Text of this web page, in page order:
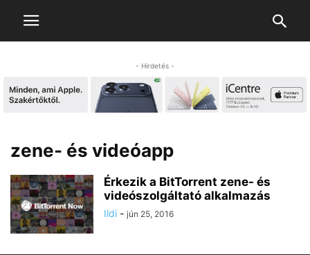
- Hirdetés -
zene- és videóapp
Érkezik a BitTorrent zene- és
videószolgáltató alkalmazás
Ildi - jún 25, 2016